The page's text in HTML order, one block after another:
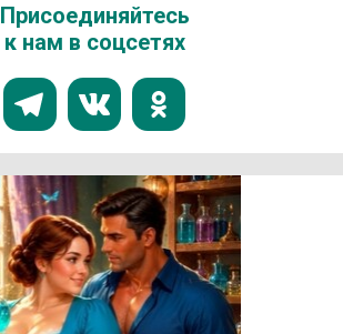
Присоединяйтесь
к нам в соцсетях